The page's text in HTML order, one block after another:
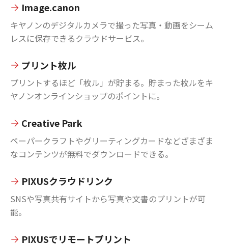
Image.canon
キヤノンのデジタルカメラで撮った写真・動画をシーム
レスに保存できるクラウドサービス。
プリント枚ル
プリントするほど「枚ル」が貯まる。貯まった枚ルをキ
ヤノンオンラインショップのポイントに。
Creative Park
ペーパークラフトやグリーティングカードなどざまざま
なコンテンツが無料でダウンロードできる。
PIXUSクラウドリンク
SNSや写真共有サイトから写真や文書のプリントが可
能。
PIXUSでリモートプリント